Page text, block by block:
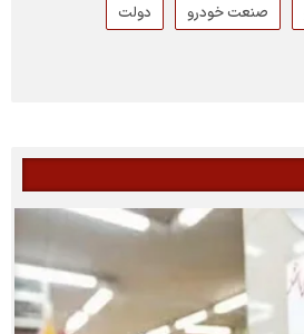
صنعت خودرو
دولت